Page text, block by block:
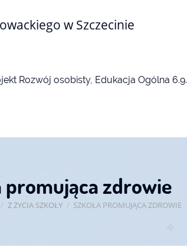
w Szczecinie
Rozwój osobisty, Edukacja Ogólna 6.9.
promująca zdrowie
/ Z ŻYCIA SZKOŁY / SZKOŁA PROMUJĄCA ZDROWIE